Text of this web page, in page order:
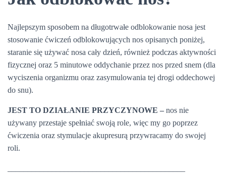
Najlepszym sposobem na długotrwałe odblokowanie nosa jest
stosowanie ćwiczeń odblokowujących nos opisanych poniżej,
staranie się używać nosa cały dzień, również podczas aktywności
fizycznej oraz 5 minutowe oddychanie przez nos przed snem (dla
wyciszenia organizmu oraz zasymulowania tej drogi oddechowej
do snu).
JEST TO DZIAŁANIE PRZYCZYNOWE – nos nie
używany przestaje spełniać swoją role, więc my go poprzez
ćwiczenia oraz stymulacje akupresurą przywracamy do swojej
roli.